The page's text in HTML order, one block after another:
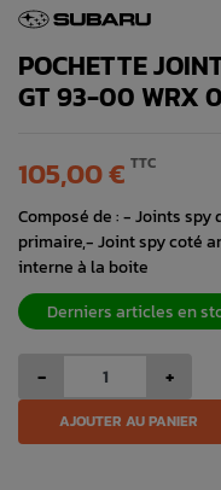
POCHETTE
GT 93-00 WRX
105,00 € TTC
Composé de : - Joints
primaire,- Joint spy coté
interne à la boite
Derniers articles en
- +
AJOUTER AU PANIER